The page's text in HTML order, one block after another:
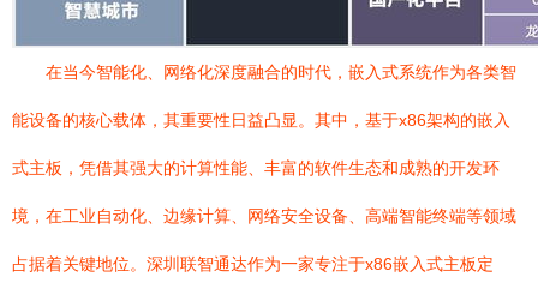
在当今智能化、网络化深度融合的时代，嵌入式系统作为各类智
能设备的核心载体，其重要性日益凸显。其中，基于x86架构的嵌入
式主板，凭借其强大的计算性能、丰富的软件生态和成熟的开发环
境，在工业自动化、边缘计算、网络安全设备、高端智能终端等领域
占据着关键地位。深圳联智通达作为一家专注于x86嵌入式主板定